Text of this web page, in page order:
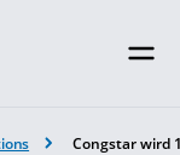
Congstar wird